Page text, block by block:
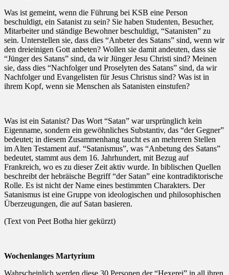
Was ist gemeint, wenn die Führung bei KSB eine Person
beschuldigt, ein Satanist zu sein? Sie haben Studenten, Besucher,
Mitarbeiter und ständige Bewohner beschuldigt, “Satanisten” zu
sein. Unterstellen sie, dass dies “Anbeter des Satans” sind, wenn wir
den dreieinigen Gott anbeten? Wollen sie damit andeuten, dass sie
“Jünger des Satans” sind, da wir Jünger Jesu Christi sind? Meinen
sie, dass dies “Nachfolger und Proselyten des Satans” sind, da wir
Nachfolger und Evangelisten für Jesus Christus sind? Was ist in
ihrem Kopf, wenn sie Menschen als Satanisten einstufen?
Was ist ein Satanist? Das Wort “Satan” war ursprünglich kein
Eigenname, sondern ein gewöhnliches Substantiv, das “der Gegner”
bedeutet; in diesem Zusammenhang taucht es an mehreren Stellen
im Alten Testament auf. “Satanismus”, was “Anbetung des Satans”
bedeutet, stammt aus dem 16. Jahrhundert, mit Bezug auf
Frankreich, wo es zu dieser Zeit aktiv wurde. In biblischen Quellen
beschreibt der hebräische Begriff “der Satan” eine kontradiktorische
Rolle. Es ist nicht der Name eines bestimmten Charakters. Der
Satanismus ist eine Gruppe von ideologischen und philosophischen
Überzeugungen, die auf Satan basieren.
(Text von Peet Botha hier gekürzt)
Wochenlanges Martyrium
Wahrscheinlich werden diese 30 Personen der “Hexerei” in all ihren